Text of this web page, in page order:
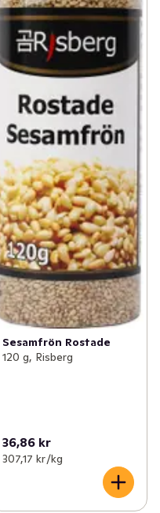
Sesamfrön Rostade
120 g, Risberg
36,86 kr
307,17 kr /kg